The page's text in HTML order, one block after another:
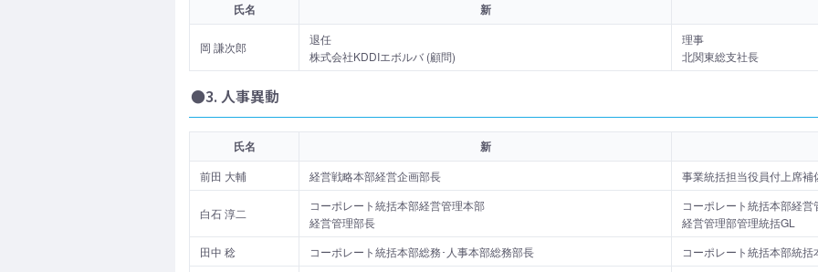
氏名 新
岡 謙次郎
退任
株式会社KDDIエボルバ (顧問)
理事
北関東総支社長
●3. 人事異動
氏名 新
前田 大輔 経営戦略本部経営企画部長 事業統括担当役員付上席補
白石 淳二
コーポレート統括本部経営管理本部
経営管理部長
コーポレート統括本部経営
経営管理部管理統括GL
田中 稔
コーポレート統括本部総務･人事本部総務部長 コーポレート統括本部統